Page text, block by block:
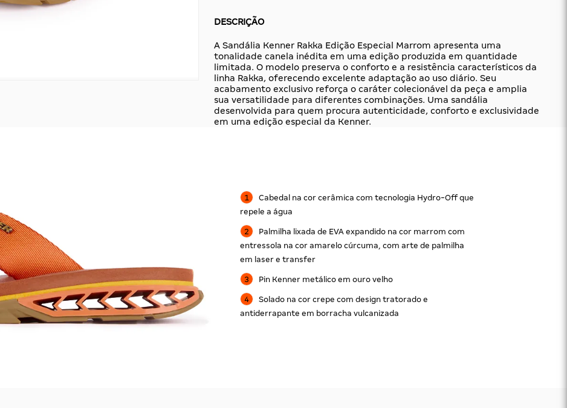
DESCRIÇÃO
A Sandália Kenner Rakka Edição Especial Marrom apresenta uma
tonalidade canela inédita em uma edição produzida em quantidade
limitada. O modelo preserva o conforto e a resistência característicos da
linha Rakka, oferecendo excelente adaptação ao uso diário. Seu
acabamento exclusivo reforça o caráter colecionável da peça e amplia
sua versatilidade para diferentes combinações. Uma sandália
desenvolvida para quem procura autenticidade, conforto e exclusividade
em uma edição especial da Kenner.
Cabedal na cor cerâmica com tecnologia Hydro-Off que
repele a água
Palmilha lixada de EVA expandido na cor marrom com
entressola na cor amarelo cúrcuma, com arte de palmilha
em laser e transfer
Pin Kenner metálico em ouro velho
Solado na cor crepe com design tratorado e
antiderrapante em borracha vulcanizada